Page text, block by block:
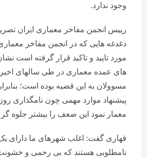
وجود ندارد.
رییس انجمن مفاخر معماری ایران تصریح
دغدغه هایی که در انجمن مفاخر معماری
مورد تایید و تاکید قرار گرفته است نشان
های عمده معماری در طی سالهای اخیر و
مسوولان به این قضیه بوده است؛ بنابراین
پیشنهاد موارد مهمی چون نامگذاری روزی
معمار نمود این ضعف را بیشتر جلوه گر کنیم.
قهاری گفت: اغلب شهرهای ما دارای یک
نامطلوبی هستند که بی رحمی و خشونت را